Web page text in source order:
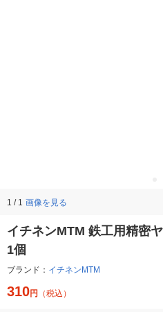
1 / 1 画像を見る
イチネンMTM 鉄工用精密
1個
ブランド： イチネンMTM
310円 （税込）